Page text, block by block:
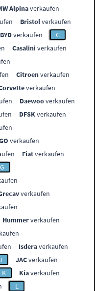
Alpinaverkaufen
Bristolverkaufen
BYDverkaufen
C
Casalini verkaufen
Citroenverkaufen
verkaufen
Daewooverkaufen
DFSKverkaufen
verkaufen
Fiatverkaufen
G
verkaufen
Hummerverkaufen
Isderaverkaufen
JACverkaufen
K Kiaverkaufen
L